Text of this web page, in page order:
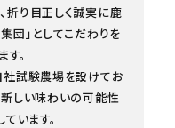
折り目正しく誠実に鹿
団」としてこだわりを
。
社試験農場を設けてお
しい味わいの可能性
います。